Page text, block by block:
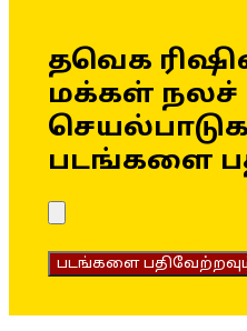
தவெக
மக்கள் நலச்
படங்களை
படங்களை